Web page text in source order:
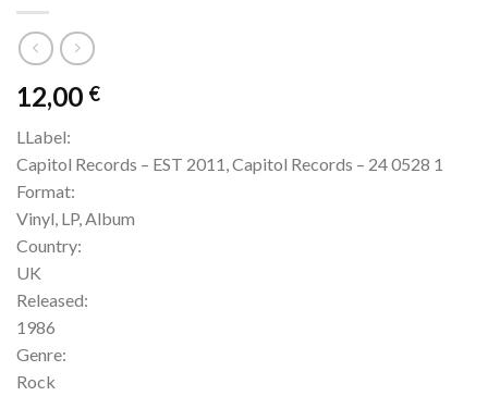
12,00 €
LLabel:
Capitol Records – EST 2011, Capitol Records – 24 0528 1
Format:
Vinyl, LP, Album
Country:
UK
Released:
1986
Genre:
Rock